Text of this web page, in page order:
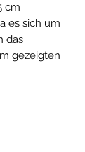
cm
es sich um
das
gezeigten